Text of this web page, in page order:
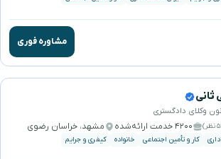
مشاوره فوری
ثانی
وکلای دادگستری
۴۲۰۰ خدمت ارائه‌شده مشهد، خراسان رضوی
کار و تأمین اجتماعی خانواده
کیفری و جرایم